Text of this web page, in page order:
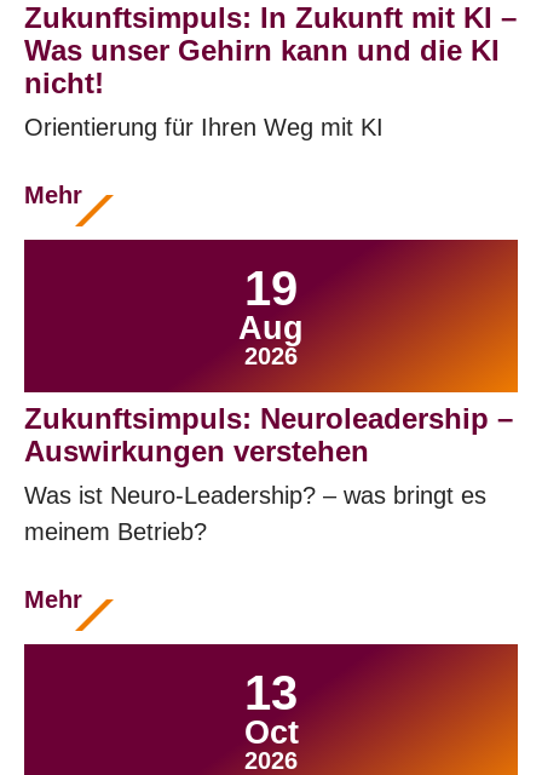
Zukunftsimpuls: In Zukunft mit KI –
Was unser Gehirn kann und die KI
nicht!
Orientierung für Ihren Weg mit KI
Mehr
19
Aug
2026
Zukunftsimpuls: Neuroleadership –
Auswirkungen verstehen
Was ist Neuro-Leadership? – was bringt es
meinem Betrieb?
Mehr
13
Oct
2026